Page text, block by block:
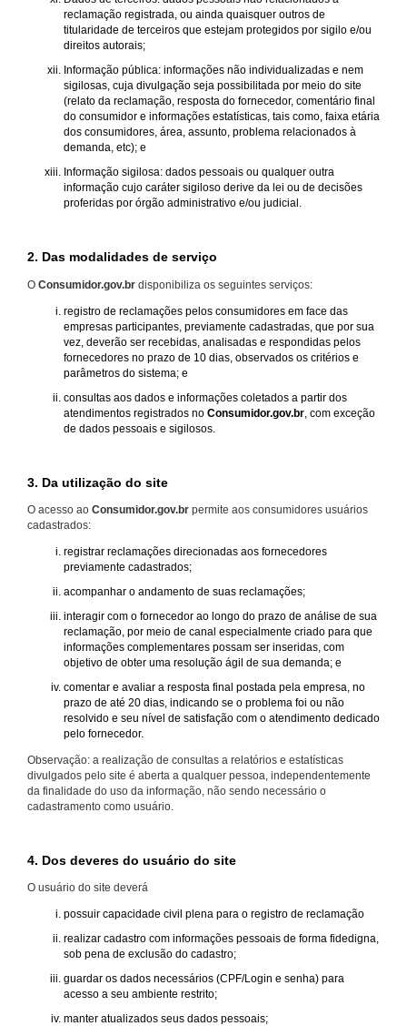
reclamação registrada, ou ainda quaisquer outros de
titularidade de terceiros que estejam protegidos por sigilo e/ou
direitos autorais;
Informação pública: informações não individualizadas e nem
sigilosas, cuja divulgação seja possibilitada por meio do site
(relato da reclamação, resposta do fornecedor, comentário final
do consumidor e informações estatísticas, tais como, faixa etária
dos consumidores, área, assunto, problema relacionados à
demanda, etc); e
Informação sigilosa: dados pessoais ou qualquer outra
informação cujo caráter sigiloso derive da lei ou de decisões
proferidas por órgão administrativo e/ou judicial.
2. Das modalidades de serviço
O Consumidor.gov.br disponibiliza os seguintes serviços:
registro de reclamações pelos consumidores em face das
empresas participantes, previamente cadastradas, que por sua
vez, deverão ser recebidas, analisadas e respondidas pelos
fornecedores no prazo de 10 dias, observados os critérios e
parâmetros do sistema; e
consultas aos dados e informações coletados a partir dos
atendimentos registrados no Consumidor.gov.br , com exceção
de dados pessoais e sigilosos.
3. Da utilização do site
O acesso ao Consumidor.gov.br permite aos consumidores usuários
cadastrados:
registrar reclamações direcionadas aos fornecedores
previamente cadastrados;
acompanhar o andamento de suas reclamações;
interagir com o fornecedor ao longo do prazo de análise de sua
reclamação, por meio de canal especialmente criado para que
informações complementares possam ser inseridas, com
objetivo de obter uma resolução ágil de sua demanda; e
comentar e avaliar a resposta final postada pela empresa, no
prazo de até 20 dias, indicando se o problema foi ou não
resolvido e seu nível de satisfação com o atendimento dedicado
pelo fornecedor.
Observação: a realização de consultas a relatórios e estatísticas
divulgados pelo site é aberta a qualquer pessoa, independentemente
da finalidade do uso da informação, não sendo necessário o
cadastramento como usuário.
4. Dos deveres do usuário do site
O usuário do site deverá
possuir capacidade civil plena para o registro de reclamação
realizar cadastro com informações pessoais de forma fidedigna,
sob pena de exclusão do cadastro;
guardar os dados necessários (CPF/Login e senha) para
acesso a seu ambiente restrito;
manter atualizados seus dados pessoais;